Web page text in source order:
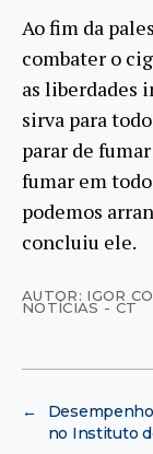
Ao fim da
combater o
as liberdades
sirva para
parar de
fumar em
podemos
concluiu ele.
AUTOR: IGOR
NOTÍCIAS - CT
←
no Instituto